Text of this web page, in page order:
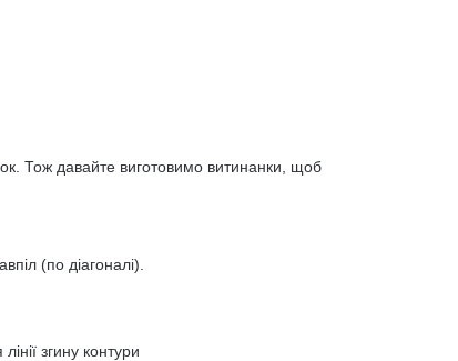
Тож давайте виготовимо витинанки, щоб
(по діагоналі).
згину контури